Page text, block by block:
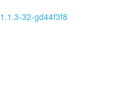
1.1.3-32-gd44f3f8